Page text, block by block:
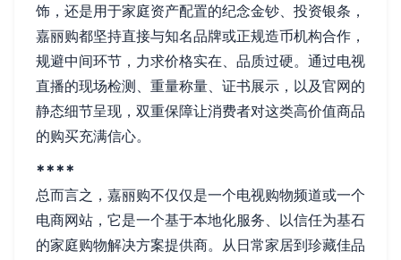
饰，还是用于家庭资产配置的纪念金钞、投资银条，
嘉丽购都坚持直接与知名品牌或正规造币机构合作，
规避中间环节，力求价格实在、品质过硬。通过电视
直播的现场检测、重量称量、证书展示，以及官网的
静态细节呈现，双重保障让消费者对这类高价值商品
的购买充满信心。
****
总而言之，嘉丽购不仅仅是一个电视购物频道或一个
电商网站，它是一个基于本地化服务、以信任为基石
的家庭购物解决方案提供商。从日常家居到珍藏佳品